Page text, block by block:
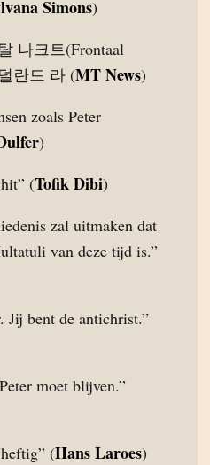
Simons)
나크트(Frontaal
란드 라 (MT News)
zoals Peter
)
(Tofik Dibi)
zal uitmaken dat
van deze tijd is.”
Jij bent de antichrist.”
moet blijven.”
(Hans Laroes)